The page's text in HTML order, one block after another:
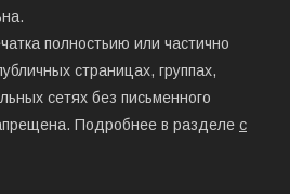
полностьию или частично
страницах, группах,
сетях без письменного
Подробнее в разделе с